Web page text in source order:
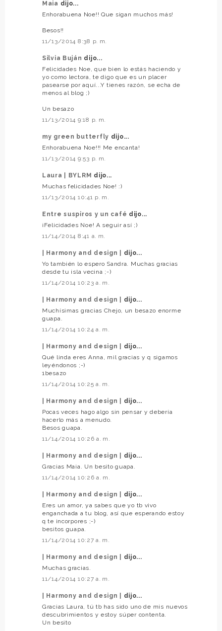
Maia dijo...
Enhorabuena Noe!! Que sigan muchos más!
Besos!!
11/13/2014 8:38 p. m.
Silvia Buján dijo...
Felicidades Noe, que bien lo estás haciendo y
yo como lectora, te digo que es un placer
pasearse por aquí...Y tienes razón, se echa de
menos al blog ;)
Un besazo
11/13/2014 9:18 p. m.
my green butterfly dijo...
Enhorabuena Noe!!! Me encanta!
11/13/2014 9:53 p. m.
Laura | BYLRM dijo...
Muchas felicidades Noe! :)
11/13/2014 10:41 p. m.
Entre suspiros y un café dijo...
¡Felicidades Noe! A seguir así ;)
11/14/2014 8:41 a. m.
| Harmony and design |
dijo...
Yo también lo espero Sandra. Muchas gracias
desde tu isla vecina ;-)
11/14/2014 10:23 a. m.
| Harmony and design |
dijo...
Muchísimas gracias Chejo, un besazo enorme
guapa.
11/14/2014 10:24 a. m.
| Harmony and design |
dijo...
Qué linda eres Anna, mil gracias y q sigamos
leyéndonos ;-)
1besazo
11/14/2014 10:25 a. m.
| Harmony and design |
dijo...
Pocas veces hago algo sin pensar y debería
hacerlo más a menudo.
Besos guapa.
11/14/2014 10:26 a. m.
| Harmony and design |
dijo...
Gracias Maia. Un besito guapa.
11/14/2014 10:26 a. m.
| Harmony and design |
dijo...
Eres un amor, ya sabes que yo tb vivo
enganchada a tu blog, así que esperando estoy
q te incorpores ;-)
besitos guapa.
11/14/2014 10:27 a. m.
| Harmony and design |
dijo...
Muchas gracias.
11/14/2014 10:27 a. m.
| Harmony and design |
dijo...
Gracias Laura, tú tb has sido uno de mis nuevos
descubrimientos y estoy súper contenta.
Un besito